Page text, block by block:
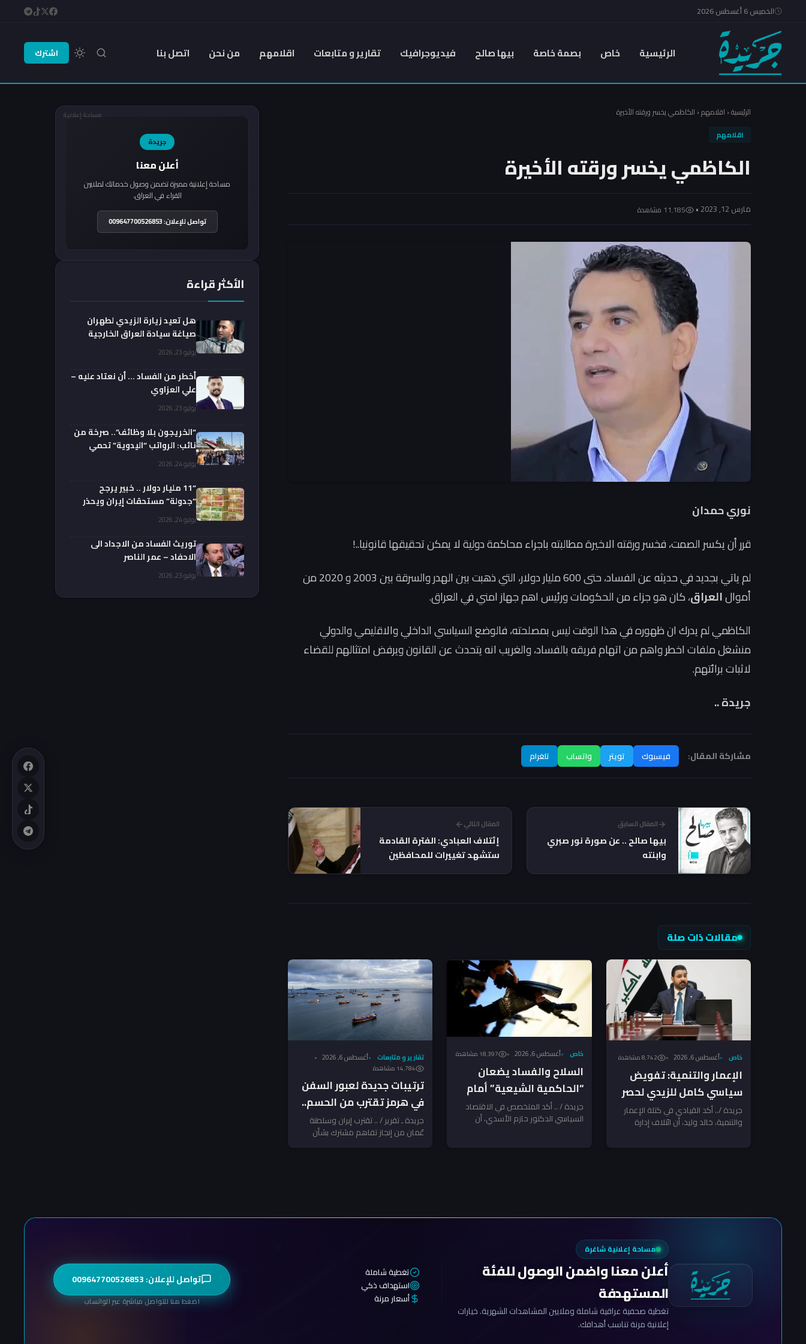
الخميس 6 أغسطس 2026
الرئيسية خاص بصمة خاصة بيها صالح فيديوجرافيك تقارير و متابعات اقلامهم من نحن اتصل بنا اشترك
الرئيسية‹ اقلامهم‹ الكاظمي يخسر ورقته الأخيرة
اقلامهم
الكاظمي يخسر ورقته الأخيرة
مارس 12, 2023 • 11٬185 مشاهدة
نوري حمدان
قرر أن يكسر الصمت، فخسر ورقته الاخيرة مطالبته باجراء محاكمة دولية لا يمكن تحقيقها قانونيا..!
لم ياتي بجديد في حديثه عن الفساد، حتى 600 مليار دولار، التي ذهبت بين الهدر والسرقة بين 2003 و 2020 من
أموالالعراق، كان هو جزاء من الحكومات ورئيس اهم جهاز امني في العراق.
الكاظمي لم يدرك ان ظهوره في هذا الوقت ليس بمصلحته، فالوضع السياسي الداخلي والاقليمي والدولي
منشغل ملفات اخطر واهم من اتهام فريقه بالفساد، والغريب انه يتحدث عن القانون ويرفض امتثالهم للقضاء
لاثبات برائتهم.
جريدة ..
مشاركة المقال: فيسبوك تويتر واتساب تلغرام
المقال السابق
بيها صالح .. عن صورة نور صبري
وابنته
المقال التالي
إئتلاف العبادي: الفترة القادمة
ستشهد تغييرات للمحافظين
مقالات ذات صلة
خاص أغسطس 6, 2026 8٬742 مشاهدة
الإعمار والتنمية: تفويض
سياسي كامل للزيدي لحصر
السلاح بعد أيلول.. ومكافحة
الإرهاب تنتظر المخالفين!
جريدة /.. أكد القيادي في كتلة الإعمار
والتنمية، خالد وليد، أن ائتلاف إدارة
خاص أغسطس 6, 2026 18٬397 مشاهدة
السلاح والفساد يضعان
“الحاكمية الشيعية” أمام
فرصتها الأخيرة ـ تحليل
الاسدي
جريدة / .. أكد المتخصص في الاقتصاد
السياسي الدكتور حازم الأسدي، أن
تقارير و متابعات أغسطس 6, 2026
14٬784 مشاهدة
ترتيبات جديدة لعبور السفن
في هرمز تقترب من الحسم..
وإيران تربط التنفيذ بقرار
جديد والتزام أميركي
جريدة ـ تقرير / .. تقترب إيران وسلطنة
عُمان من إنجاز تفاهم مشترك بشأن
مساحة إعلانية
جريدة
أعلن معنا
مساحة إعلانية مميزة تضمن وصول خدماتك لملايين
القراء في العراق.
تواصل للإعلان: 009647700526853
الأكثر قراءة
هل تعيد زيارة الزيدي لطهران
صياغة سيادة العراق الخارجية
فعليا؟.. باحث يوضحيوليو 23, 2026
أخطر من الفساد … أن نعتاد عليه –
علي العزاوي
يوليو 23, 2026
“الخريجون بلا وظائف”.. صرخة من
نائب: الرواتب “اليدوية” تحمي
الفضائيين!يوليو 24, 2026
“11 مليار دولار .. خبير يرجح
“جدولة” مستحقات إيران ويحذر
من السداد الفورييوليو 24, 2026
توريث الفساد من الاجداد الى
الاحفاد – عمر الناصر
يوليو 23, 2026
مساحة إعلانية شاغرة
أعلن معنا واضمن الوصول للفئة
المستهدفة
تغطية صحفية عراقية شاملة وملايين المشاهدات الشهرية. خيارات
إعلانية مرنة تناسب أهدافك.
تغطية شاملة
استهداف ذكي
أسعار مرنة
تواصل للإعلان: 009647700526853
اضغط هنا للتواصل مباشرة عبر الواتساب